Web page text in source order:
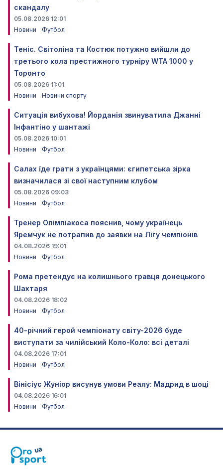
скандалу
05.08.2026 12:01
Новини
Футбол
Теніс. Світоліна та Костюк потужно вийшли до
третього кола престижного турніру WTA 1000 у
Торонто
05.08.2026 11:01
Новини
Новини спорту
Ситуація вибухова! Йорданія звинуватила Джанні
Інфантіно у шантажі
05.08.2026 10:01
Новини
Футбол
Салах їде грати з українцями: єгипетська зірка
визначилася зі свої наступним клубом
05.08.2026 09:03
Новини
Футбол
Тренер Олімпіакоса пояснив, чому українець
Яремчук не потрапив до заявки на Лігу чемпіонів
04.08.2026 19:01
Новини
Футбол
Рома претендує на колишнього гравця донецького
Шахтаря
04.08.2026 18:02
Новини
Футбол
40-річний герой чемпіонату світу-2026 буде
виступати за чилійський Коло-Коло: всі деталі
04.08.2026 17:01
Новини
Футбол
Вінісіус Жуніор висунув умови Реалу: Мадрид в шоці
04.08.2026 16:01
Новини
Футбол